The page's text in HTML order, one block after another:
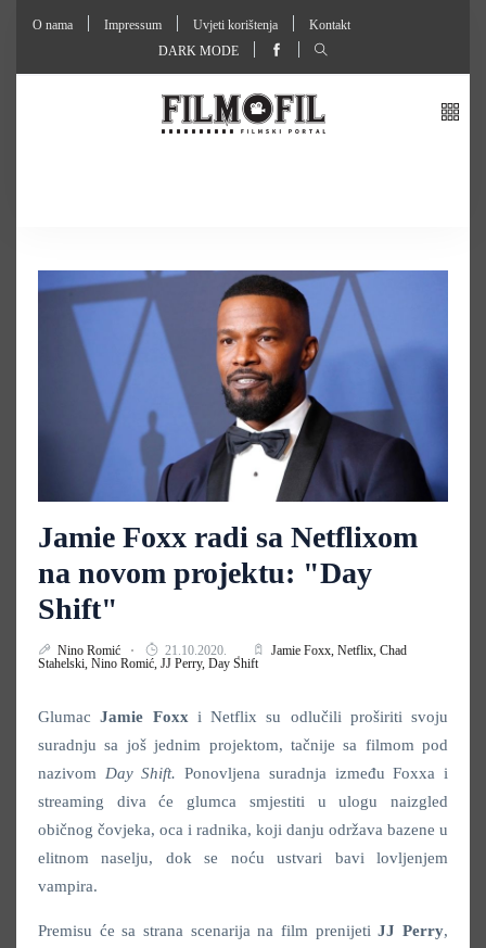
O nama Impressum Uvjeti korištenja
Kontakt
DARK MODE
Jamie Foxx radi sa Netflixom
na novom projektu: "Day
Shift"
Nino Romić 21.10.2020. Jamie Foxx, Netflix, Chad
Stahelski, Nino Romić, JJ Perry, Day Shift
GlumacJamie Foxx i Netflix su odlučili proširiti svoju
suradnju sa još jednim projektom, tačnije sa filmom pod
nazivom Day Shift.Ponovljena suradnja između Foxxa i
streaming diva će glumca smjestiti u ulogu naizgled
običnog čovjeka, oca i radnika, koji danju održava bazene u
elitnom naselju, dok se noću ustvari bavi lovljenjem
vampira.
Premisu će sa strana scenarija na film prenijetiJJ Perry,